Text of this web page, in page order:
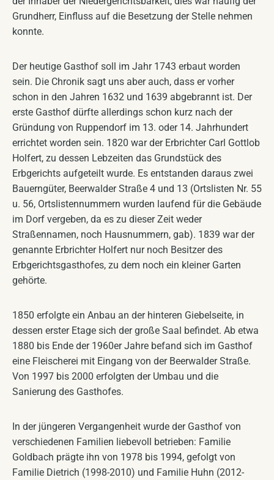
Grundherr, Einfluss auf die Besetzung der Stelle nehmen
konnte.
Der heutige Gasthof soll im Jahr 1743 erbaut worden
sein. Die Chronik sagt uns aber auch, dass er vorher
schon in den Jahren 1632 und 1639 abgebrannt ist. Der
erste Gasthof dürfte allerdings schon kurz nach der
Gründung von Ruppendorf im 13. oder 14. Jahrhundert
errichtet worden sein. 1820 war der Erbrichter Carl Gottlob
Holfert, zu dessen Lebzeiten das Grundstück des
Erbgerichts aufgeteilt wurde. Es entstanden daraus zwei
Bauerngüter, Beerwalder Straße 4 und 13 (Ortslisten Nr. 55
u. 56, Ortslistennummern wurden laufend für die Gebäude
im Dorf vergeben, da es zu dieser Zeit weder
Straßennamen, noch Hausnummern, gab). 1839 war der
genannte Erbrichter Holfert nur noch Besitzer des
Erbgerichtsgasthofes, zu dem noch ein kleiner Garten
gehörte.
1850 erfolgte ein Anbau an der hinteren Giebelseite, in
dessen erster Etage sich der große Saal befindet. Ab etwa
1880 bis Ende der 1960er Jahre befand sich im Gasthof
eine Fleischerei mit Eingang von der Beerwalder Straße.
Von 1997 bis 2000 erfolgten der Umbau und die
Sanierung des Gasthofes.
In der jüngeren Vergangenheit wurde der Gasthof von
verschiedenen Familien liebevoll betrieben: Familie
Goldbach prägte ihn von 1978 bis 1994, gefolgt von
Familie Dietrich (1998-2010) und Familie Huhn (2012-